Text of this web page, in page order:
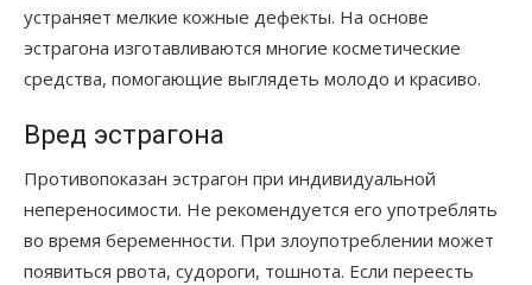
устраняет мелкие кожные дефекты. На основе
эстрагона изготавливаются многие косметические
средства, помогающие выглядеть молодо и красиво.
Вред эстрагона
Противопоказан эстрагон при индивидуальной
непереносимости. Не рекомендуется его употреблять
во время беременности. При злоупотреблении может
появиться рвота, судороги, тошнота. Если переесть